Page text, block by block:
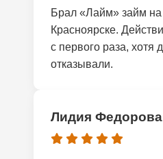
Брал «Лайм» займ на
Красноярске.
с первого раза, хотя
отказывали.
Лидия Федорова